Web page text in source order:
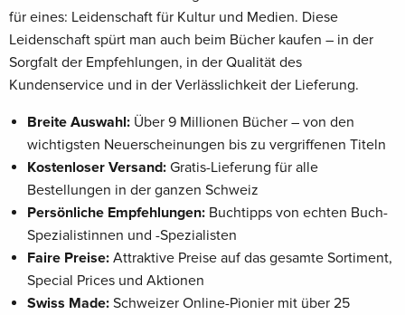
für eines: Leidenschaft für Kultur und Medien. Diese
Leidenschaft spürt man auch beim Bücher kaufen – in der
Sorgfalt der Empfehlungen, in der Qualität des
Kundenservice und in der Verlässlichkeit der Lieferung.
Breite Auswahl: Über 9 Millionen Bücher – von den
wichtigsten Neuerscheinungen bis zu vergriffenen Titeln
Kostenloser Versand: Gratis-Lieferung für alle
Bestellungen in der ganzen Schweiz
Persönliche Empfehlungen: Buchtipps von echten Buch-
Spezialistinnen und -Spezialisten
Faire Preise: Attraktive Preise auf das gesamte Sortiment,
Special Prices und Aktionen
Swiss Made: Schweizer Online-Pionier mit über 25